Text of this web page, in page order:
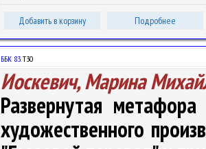
Добавить в корзину Подробнее
ББК 83.Т30
Иоскевич, Марина
Развернутая
художественного